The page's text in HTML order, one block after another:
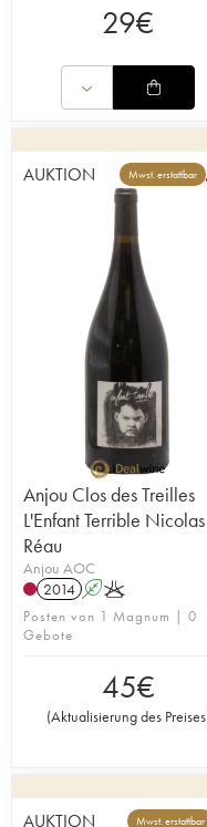
29€
AUKTION Mwst. erstattbar
Anjou Clos des Treilles
L'Enfant Terrible Nicolas
Réau
Anjou AOC
2014 AK
Posten von 1 Magnum | 0
Gebote
45€
(Aktualisierung des Preises
AUKTION Mwst. erstattbar